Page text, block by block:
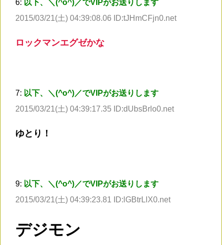
6: 以下、＼(^o^)／でVIPがお送りします
2015/03/21(土) 04:39:08.06 ID:tJHmCFjn0.net
ロックマンエグゼかな
7: 以下、＼(^o^)／でVIPがお送りします
2015/03/21(土) 04:39:17.35 ID:dUbsBrlo0.net
ゆとり！
9: 以下、＼(^o^)／でVIPがお送りします
2015/03/21(土) 04:39:23.81 ID:lGBtrLlX0.net
デジモン